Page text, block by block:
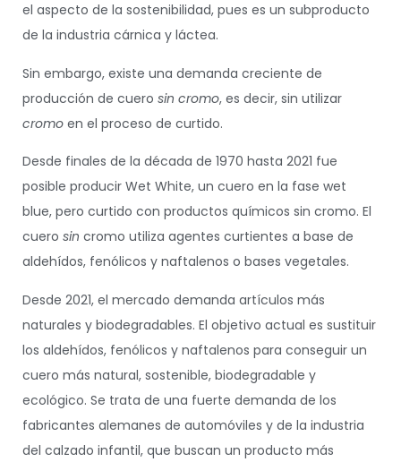
el aspecto de la sostenibilidad, pues es un subproducto
de la industria cárnica y láctea.
Sin embargo, existe una demanda creciente de
producción de cuero sin cromo, es decir, sin utilizar
cromo en el proceso de curtido.
Desde finales de la década de 1970 hasta 2021 fue
posible producir Wet White, un cuero en la fase wet
blue, pero curtido con productos químicos sin cromo. El
cuero sin cromo utiliza agentes curtientes a base de
aldehídos, fenólicos y naftalenos o bases vegetales.
Desde 2021, el mercado demanda artículos más
naturales y biodegradables. El objetivo actual es sustituir
los aldehídos, fenólicos y naftalenos para conseguir un
cuero más natural, sostenible, biodegradable y
ecológico. Se trata de una fuerte demanda de los
fabricantes alemanes de automóviles y de la industria
del calzado infantil, que buscan un producto más